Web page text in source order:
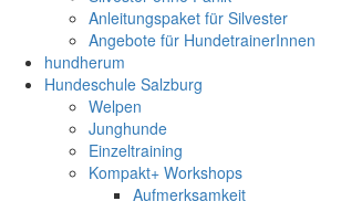
Anleitungspaket für Silvester
Angebote für HundetrainerInnen
hundherum
Hundeschule Salzburg
Welpen
Junghunde
Einzeltraining
Kompakt+ Workshops
Aufmerksamkeit